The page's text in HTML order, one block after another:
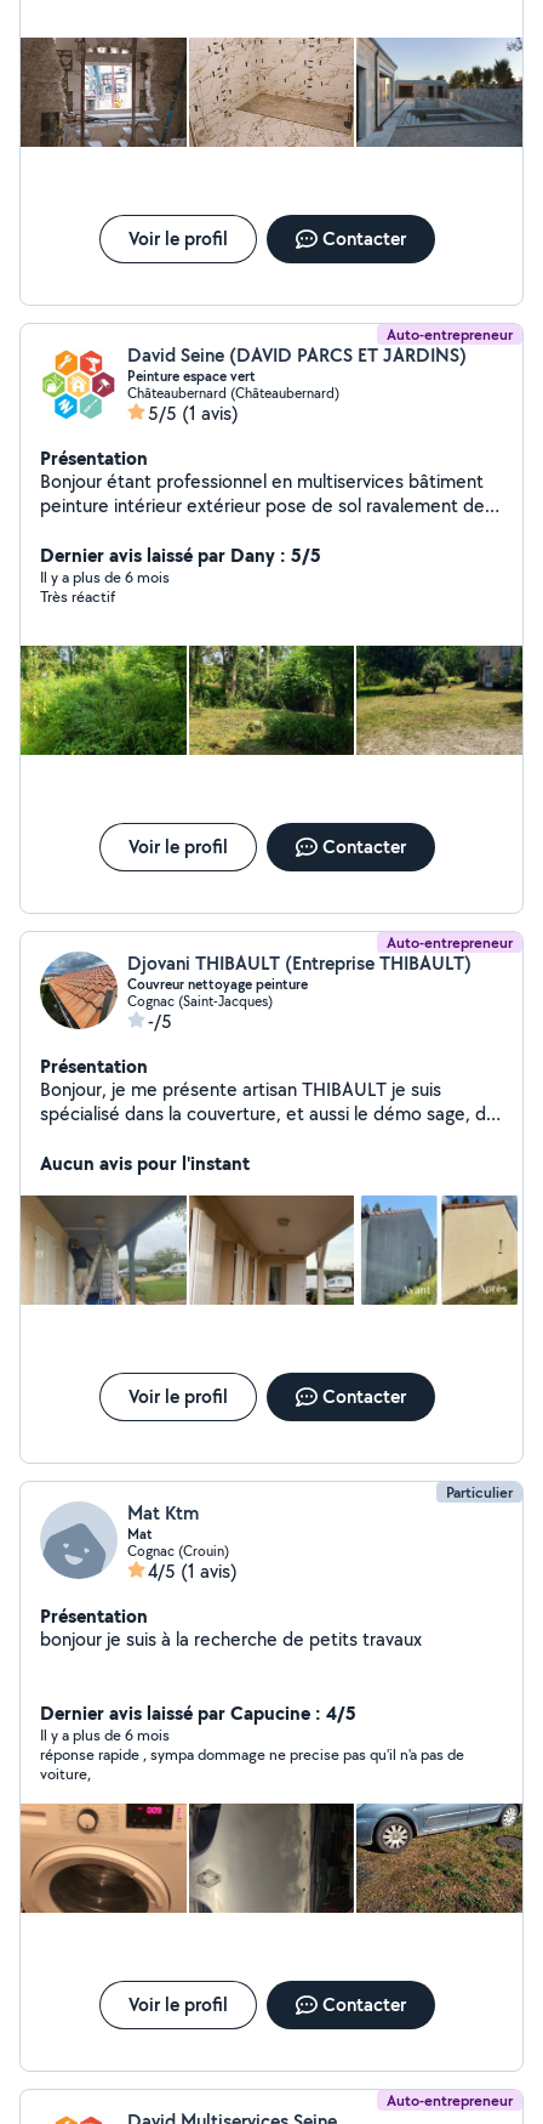
Voir le profil Contacter
Auto-entrepreneur
David Seine (DAVID PARCS ET JARDINS)
Peinture espace vert
Châteaubernard (Châteaubernard)
5/5 (1 avis)
Présentation
Bonjour étant professionnel en multiservices bâtiment
peinture intérieur extérieur pose de sol ravalement de
Dernier avis laissé par Dany : 5/5
Il y a plus de 6 mois
Très réactif
Voir le profil Contacter
Auto-entrepreneur
Djovani THIBAULT (Entreprise THIBAULT)
Couvreur nettoyage peinture
Cognac (Saint-Jacques)
-/5
Présentation
Bonjour, je me présente artisan THIBAULT je suis
spécialisé dans la couverture, et aussi le démo sage, de
gratuites autres, travaux, peinture, intérieur extérieur et
contacter pour un devis, je répondrai dans les plus brefs
délais merci déplacement assuré et gratuit
Aucun avis pour l'instant
Voir le profil Contacter
Particulier
Mat Ktm
Mat
Cognac (Crouin)
4/5 (1 avis)
Présentation
bonjour je suis à la recherche de petits travaux
Dernier avis laissé par Capucine : 4/5
Il y a plus de 6 mois
réponse rapide , sympa dommage ne precise pas qu'il n'a pas de
voiture,
Voir le profil Contacter
Auto-entrepreneur